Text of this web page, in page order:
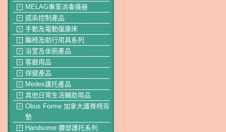
＋ MELAG專業消毒儀器
＋ 感染控制產品
＋ 手動及電動復康床
＋ 輪椅及助行用具系列
＋ 浴室及坐廁產品
＋ 客廳用品
＋ 保健產品
＋ Medex護托產品
＋ 其他日常生活輔助用品
＋
Obus Forme 加拿大護脊椅背
墊
＋ Handsome 腰部護托系列